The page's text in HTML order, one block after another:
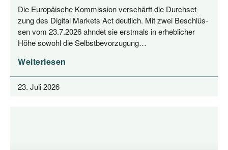
Die Euro­päi­sche Kom­mis­si­on ver­schärft die Durch­set­
zung des Digi­tal Mar­kets Act deut­lich. Mit zwei Beschlüs­
sen vom 23.7.2026 ahn­det sie erst­mals in erheb­li­cher
Höhe sowohl die Selbstbevorzugung…
Weiterlesen
23. Juli 2026